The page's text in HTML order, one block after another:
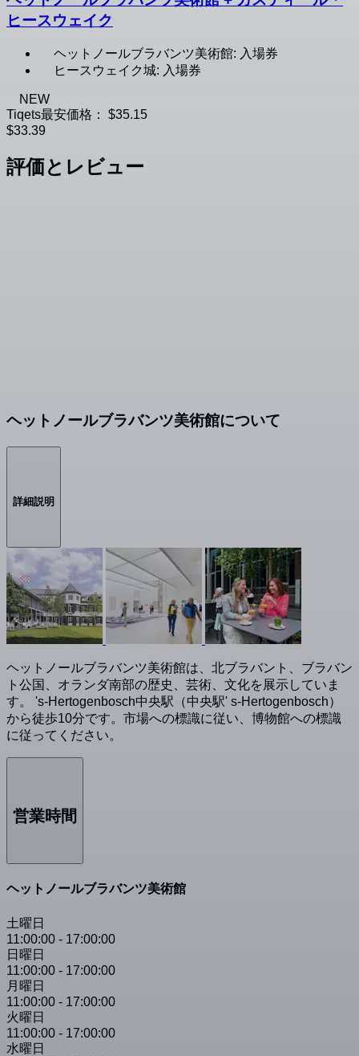
ヒースウェイク
ヘットノールブラバンツ美術館: 入場券
ヒースウェイク城: 入場券
NEW
Tiqets最安価格：
$35.15
$33.39
評価とレビュー
ヘットノールブラバンツ美術館について
詳細説明
ヘットノールブラバンツ美術館は、北ブラバント、ブラバン
ト公国、オランダ南部の歴史、芸術、文化を展示していま
す。 's-Hertogenbosch中央駅（中央駅' s-Hertogenbosch）
から徒歩10分です。市場への標識に従い、博物館への標識
に従ってください。
営業時間
ヘットノールブラバンツ美術館
土曜日
11:00:00 - 17:00:00
日曜日
11:00:00 - 17:00:00
月曜日
11:00:00 - 17:00:00
火曜日
11:00:00 - 17:00:00
水曜日